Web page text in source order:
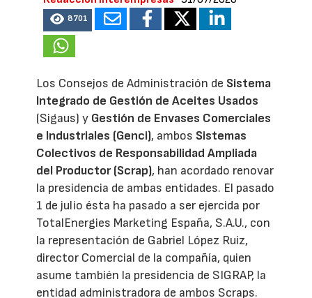
8701
Los Consejos de Administración de Sistema
Integrado de Gestión de Aceites Usados
(Sigaus) y Gestión de Envases Comerciales
e Industriales (Genci), ambos Sistemas
Colectivos de Responsabilidad Ampliada
del Productor (Scrap), han acordado renovar
la presidencia de ambas entidades. El pasado
1 de julio ésta ha pasado a ser ejercida por
TotalEnergies Marketing España, S.A.U., con
la representación de Gabriel López Ruiz,
director Comercial de la compañía, quien
asume también la presidencia de SIGRAP, la
entidad administradora de ambos Scraps.